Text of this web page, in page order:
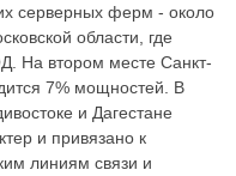
серверных ферм - около
области, где
На втором месте Санкт-
7% мощностей. В
и Дагестане
и привязано к
линиям связи и